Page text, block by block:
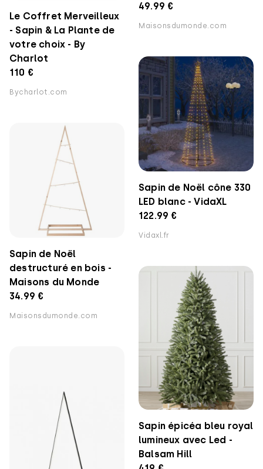
Le Coffret Merveilleux
- Sapin & La Plante de
votre choix - By
Charlot
110 €
Bycharlot.com
49.99 €
Maisonsdumonde.com
Sapin de Noël cône 330
LED blanc - VidaXL
122.99 €
Vidaxl.fr
Sapin de Noël
destructuré en bois -
Maisons du Monde
34.99 €
Maisonsdumonde.com
Sapin épicéa bleu royal
lumineux avec Led -
Balsam Hill